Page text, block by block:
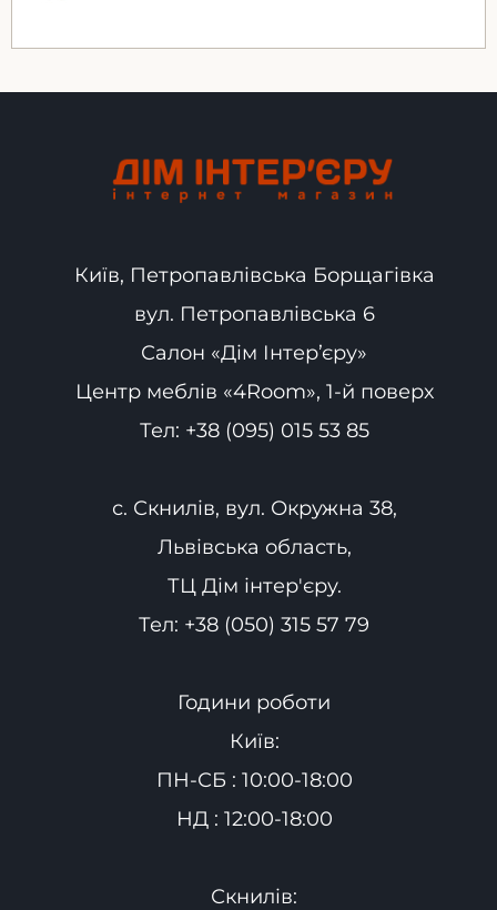
Київ, Петропавлівська Борщагівка
вул. Петропавлівська 6
Салон «Дім Інтер’єру»
Центр меблів «4Room», 1-й поверх
Тел: +38 (095) 015 53 85
с. Скнилів, вул. Окружна 38,
Львівська область,
ТЦ Дім інтер'єру.
Тел: +38 (050) 315 57 79
Години роботи
Київ:
ПН-СБ : 10:00-18:00
НД : 12:00-18:00
Скнилів: